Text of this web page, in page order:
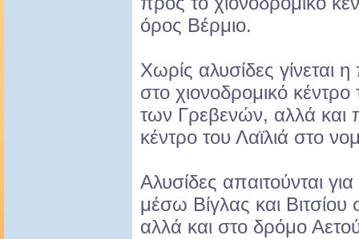
όρος Βέρμιο.
Χωρίς αλυσίδες
στο χιονοδρομικό
των Γρεβενών, αλλά και
κέντρο του Λαϊλιά στο
Αλυσίδες απαιτούνται
μέσω Βίγλας και
αλλά και στο δρόμο